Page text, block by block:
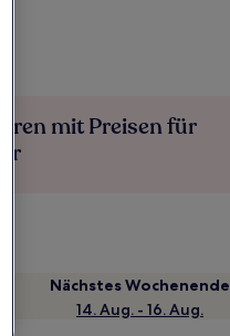
mit Preisen für
Nächstes Wochenende
14. Aug. - 16. Aug.